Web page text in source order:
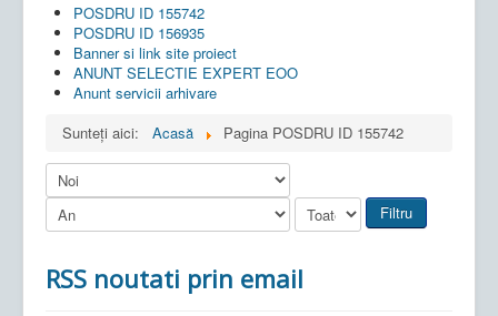
POSDRU ID 155742
POSDRU ID 156935
Banner si link site proiect
ANUNT SELECTIE EXPERT EOO
Anunt servicii arhivare
Sunteți aici:
Acasă Pagina POSDRU ID 155742
Filtru
RSS noutati prin email